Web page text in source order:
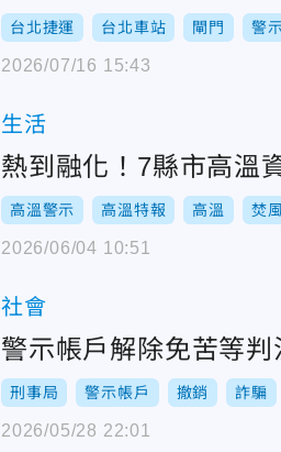
台北捷運 台北車站 閘門 警
2026/07/16 15:43
生活
熱到融化！7縣市高溫
高溫警示 高溫特報 高溫 焚
2026/06/04 10:51
社會
警示帳戶解除免苦等
刑事局 警示帳戶 撤銷 詐騙
2026/05/28 22:01